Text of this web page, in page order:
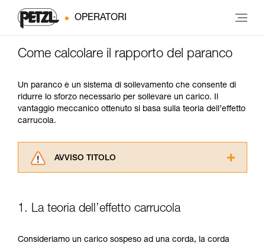
OPERATORI
Come calcolare il rapporto del paranco
Un paranco è un sistema di sollevamento che consente di
ridurre lo sforzo necessario per sollevare un carico. Il
vantaggio meccanico ottenuto si basa sulla teoria dell’effetto
carrucola.
AVVISO TITOLO
consultarlo. Dovete aver compreso le
La padronanza di queste tecniche richiede una
1. La teoria dell’effetto carrucola
Consideriamo un carico sospeso ad una corda, la corda